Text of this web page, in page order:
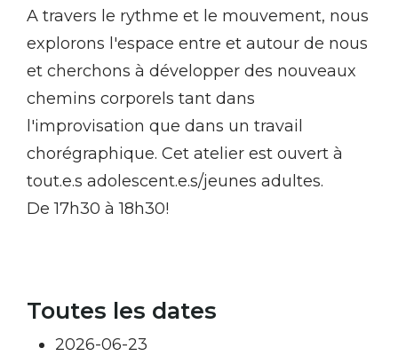
A travers le rythme et le mouvement, nous
explorons l'espace entre et autour de nous
et cherchons à développer des nouveaux
chemins corporels tant dans
l'improvisation que dans un travail
chorégraphique. Cet atelier est ouvert à
tout.e.s adolescent.e.s/jeunes adultes.
De 17h30 à 18h30!
Toutes les dates
2026-06-23